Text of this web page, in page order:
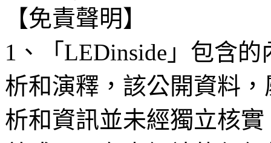
【免責聲明】
1、「LEDinside」包含
析和演釋，該公開資料
析和資訊並未經獨立核